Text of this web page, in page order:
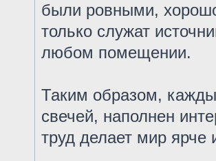
были ровными,
только служат
любом помещении.
Таким образом,
свечей, наполнен
труд делает мир ярче